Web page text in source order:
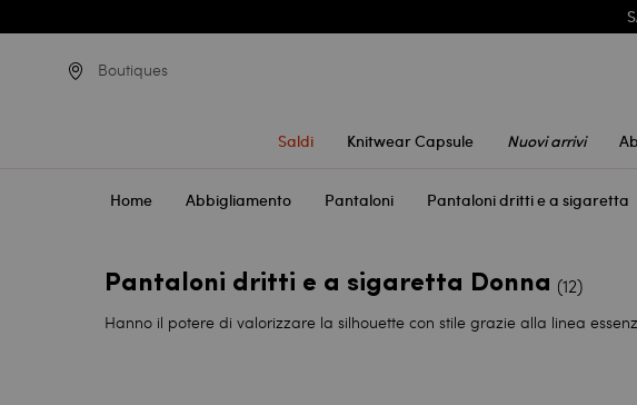
Boutiques
Saldi Knitwear Capsule Nuovi arrivi
Home Abbigliamento Pantaloni Pantaloni dritti e a sigaretta
Pantaloni dritti e a sigaretta Donna (12)
Hanno il potere di valorizzare la silhouette con stile grazie alla linea